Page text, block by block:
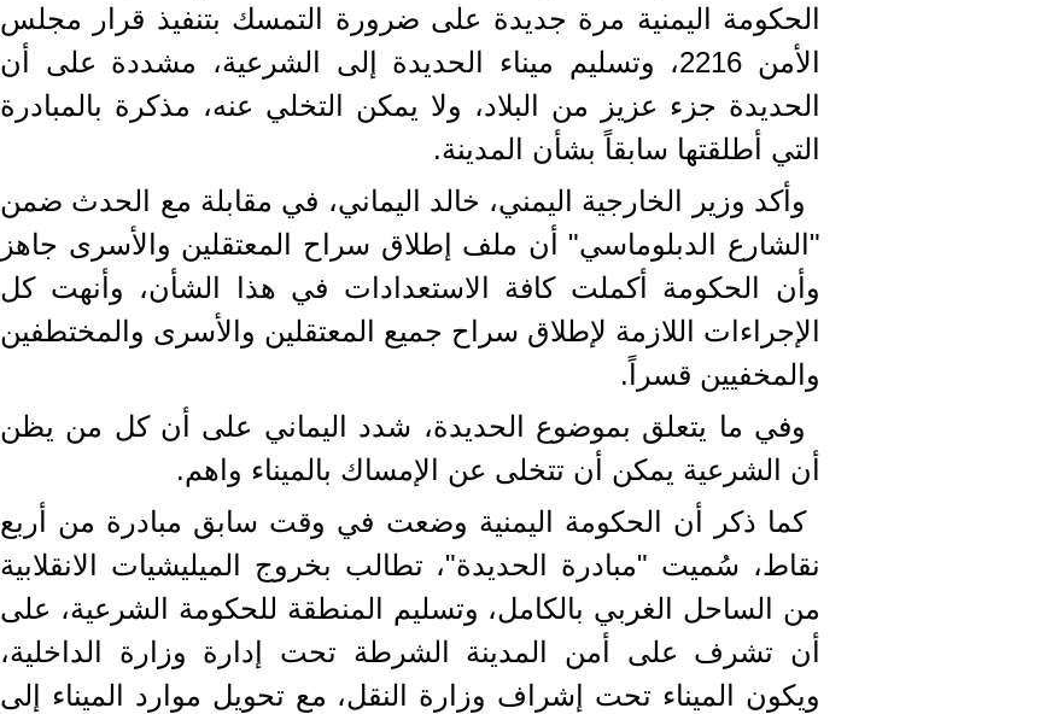
الحكومة اليمنية مرة جديدة على ضرورة التمسك بتنفيذ قرار مجلس
الأمن 2216، وتسليم ميناء الحديدة إلى الشرعية، مشددة على أن
الحديدة جزء عزيز من البلاد، ولا يمكن التخلي عنه، مذكرة بالمبادرة
التي أطلقتها سابقاً بشأن المدينة.
وأكد وزير الخارجية اليمني، خالد اليماني، في مقابلة مع الحدث ضمن
"الشارع الدبلوماسي" أن ملف إطلاق سراح المعتقلين والأسرى جاهز
وأن الحكومة أكملت كافة الاستعدادات في هذا الشأن، وأنهت كل
الإجراءات اللازمة لإطلاق سراح جميع المعتقلين والأسرى والمختطفين
والمخفيين قسراً.
وفي ما يتعلق بموضوع الحديدة، شدد اليماني على أن كل من يظن
أن الشرعية يمكن أن تتخلى عن الإمساك بالميناء واهم.
كما ذكر أن الحكومة اليمنية وضعت في وقت سابق مبادرة من أربع
نقاط، سُميت "مبادرة الحديدة"، تطالب بخروج الميليشيات الانقلابية
من الساحل الغربي بالكامل، وتسليم المنطقة للحكومة الشرعية، على
أن تشرف على أمن المدينة الشرطة تحت إدارة وزارة الداخلية،
ويكون الميناء تحت إشراف وزارة النقل، مع تحويل موارد الميناء إلى